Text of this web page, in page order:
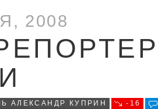
2008
АЛЕКСАНДР КУПРИН -16